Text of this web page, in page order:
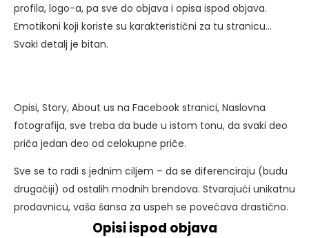
profila, logo-a, pa sve do objava i opisa ispod objava.
Emotikoni koji koriste su karakteristični za tu stranicu…
Svaki detalj je bitan.
Opisi, Story, About us na Facebook stranici, Naslovna
fotografija, sve treba da bude u istom tonu, da svaki deo
priča jedan deo od celokupne priče.
Sve se to radi s jednim ciljem – da se diferenciraju (budu
drugačiji) od ostalih modnih brendova. Stvarajući unikatnu
prodavnicu, vaša šansa za uspeh se povećava drastično.
Opisi ispod objava